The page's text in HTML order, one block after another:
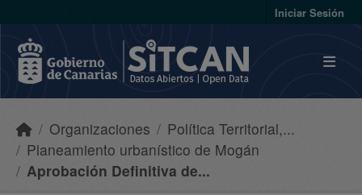
Iniciar Sesión
Organizaciones
Política Territorial,...
Planeamiento urbanístico de Mogán
Aprobación Definitiva de...